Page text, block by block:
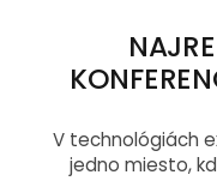
V technológiách
jedno miesto,